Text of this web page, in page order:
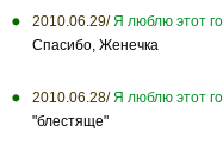
2010.06.29/ Я люблю этот
Спасибо, Женечка
2010.06.28/ Я люблю этот
"блестяще"